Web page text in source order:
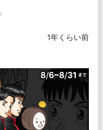
1年くらい前